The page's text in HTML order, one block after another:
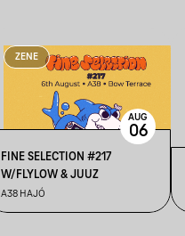
ZENE
FINE SELECTION #217
W/FLYLOW & JUUZ
A38 HAJÓ
AUG
06